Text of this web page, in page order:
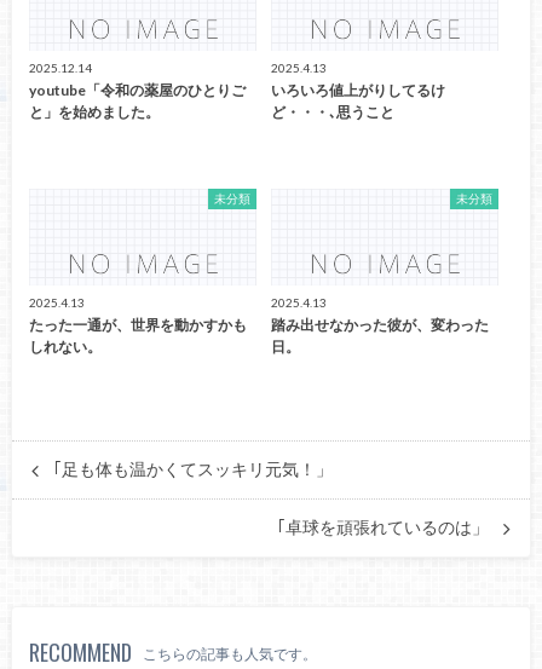
2025.12.14
youtube「令和の薬屋のひとりご
と」を始めました。
2025.4.13
いろいろ値上がりしてるけ
ど・・・､思うこと
未分類
2025.4.13
たった一通が、世界を動かすかも
しれない。
未分類
2025.4.13
踏み出せなかった彼が、変わった
日。
｢足も体も温かくてスッキリ元気！」
｢卓球を頑張れているのは」
RECOMMEND こちらの記事も人気です。